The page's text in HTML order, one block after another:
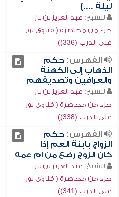
ليلة ....)
للشيخ: عبد العزيز بن باز
جزء من محاضرة ( فتاوى نور
على الدرب (336))
الفهرس:حكم
الذهاب إلى الكهنة
والعرافين وتصديقهم
للشيخ: عبد العزيز بن باز
جزء من محاضرة ( فتاوى نور
على الدرب (338))
الفهرس:حكم
الزواج بابنة العم إذا
كان الزوج رضع من أم عمه
للشيخ: عبد العزيز بن باز
جزء من محاضرة ( فتاوى نور
على الدرب (341))